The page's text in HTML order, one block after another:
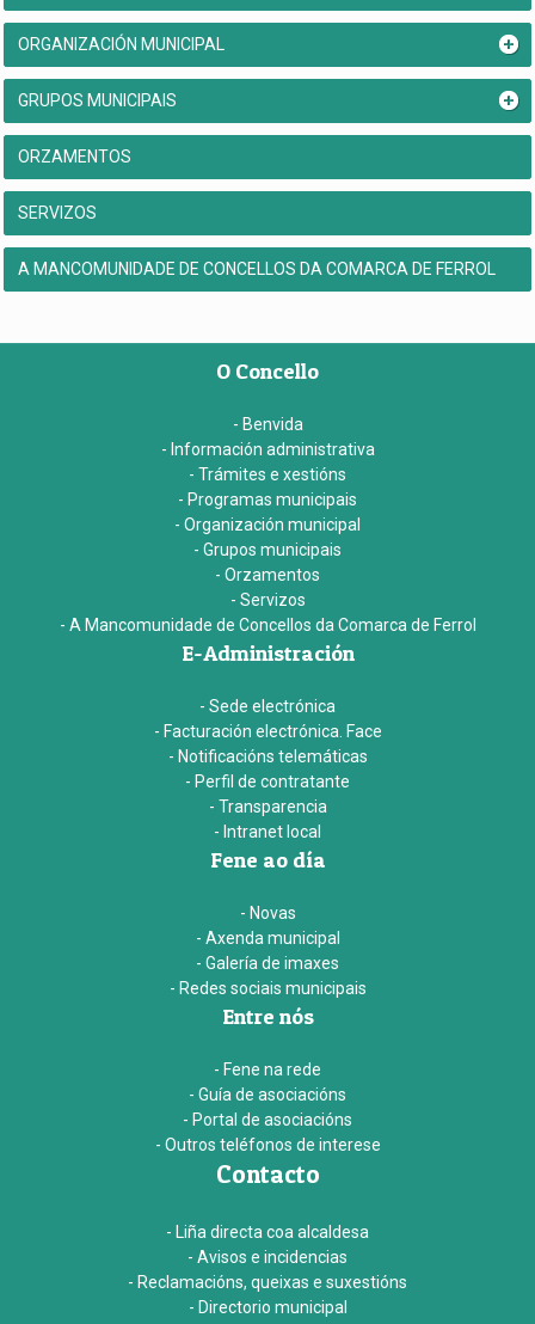
ORGANIZACIÓN MUNICIPAL
GRUPOS MUNICIPAIS
ORZAMENTOS
SERVIZOS
A MANCOMUNIDADE DE CONCELLOS DA COMARCA DE FERROL
O Concello
- Benvida
- Información administrativa
- Trámites e xestións
- Programas municipais
- Organización municipal
- Grupos municipais
- Orzamentos
- Servizos
- A Mancomunidade de Concellos da Comarca de Ferrol
E-Administración
- Sede electrónica
- Facturación electrónica. Face
- Notificacións telemáticas
- Perfil de contratante
- Transparencia
- Intranet local
Fene ao día
- Novas
- Axenda municipal
- Galería de imaxes
- Redes sociais municipais
Entre nós
- Fene na rede
- Guía de asociacións
- Portal de asociacións
- Outros teléfonos de interese
Contacto
- Liña directa coa alcaldesa
- Avisos e incidencias
- Reclamacións, queixas e suxestións
- Directorio municipal